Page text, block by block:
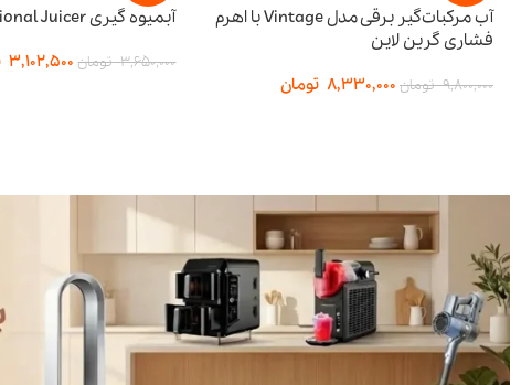
آب مرکبات‌گیر برقی مدل Vintage با اهرم
تومان
آبمیوه گیری BI-Directional Juicer پرودو
3,102,500 تومان